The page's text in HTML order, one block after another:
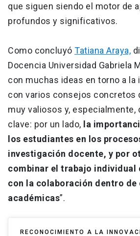
que siguen siendo el motor de
profundos y significativos.
Como concluyó Tatiana Araya,
Docencia Universidad Gabriela
con muchas ideas en torno a la
con varios consejos concretos
muy valiosos y, especialmente,
clave: por un lado, la
los estudiantes en los
investigación docente, y por
combinar el trabajo individual
con la colaboración dentro de
académicas”.
RECONOCIMIENTO A LA